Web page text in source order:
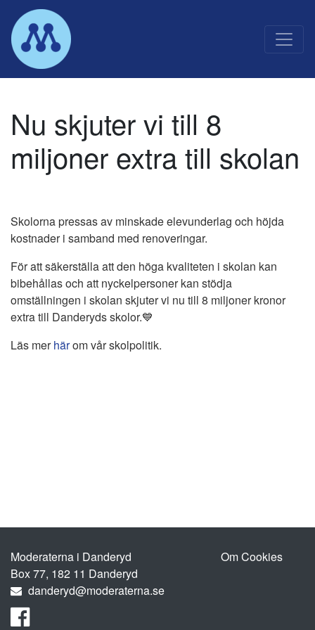
Main Navigation
Nu skjuter vi till 8
miljoner extra till skolan
Skolorna pressas av minskade elevunderlag och höjda
kostnader i samband med renoveringar.
För att säkerställa att den höga kvaliteten i skolan kan
bibehållas och att nyckelpersoner kan stödja
omställningen i skolan skjuter vi nu till 8 miljoner kronor
extra till Danderyds skolor.💙
Läs merhärom vår skolpolitik.
Moderaterna i Danderyd
Box 77, 182 11 Danderyd
danderyd@moderaterna.se
Om Cookies